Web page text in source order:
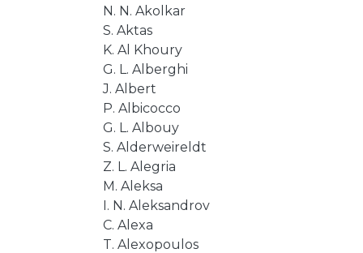
N. N. Akolkar
S. Aktas
K. Al Khoury
G. L. Alberghi
J. Albert
P. Albicocco
G. L. Albouy
S. Alderweireldt
Z. L. Alegria
M. Aleksa
I. N. Aleksandrov
C. Alexa
T. Alexopoulos